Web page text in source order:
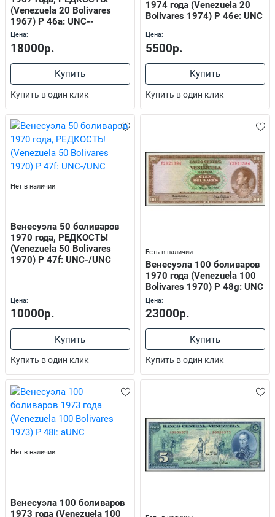
(Venezuela 20 Bolivares
1967) P 46a: UNC--
Цена:
18000р.
Купить
Купить в один клик
1974 года (Venezuela 20
Bolivares 1974) P 46e: UNC
Цена:
5500р.
Купить
Купить в один клик
Нет в наличии
Венесуэла 50 боливаров
1970 года, РЕДКОСТЬ!
(Venezuela 50 Bolivares
1970) P 47f: UNC-/UNC
Цена:
10000р.
Купить
Купить в один клик
Есть в наличии
Венесуэла 100 боливаров
1970 года (Venezuela 100
Bolivares 1970) P 48g: UNC
Цена:
23000р.
Купить
Купить в один клик
Нет в наличии
Венесуэла 100 боливаров
1973 года (Venezuela 100